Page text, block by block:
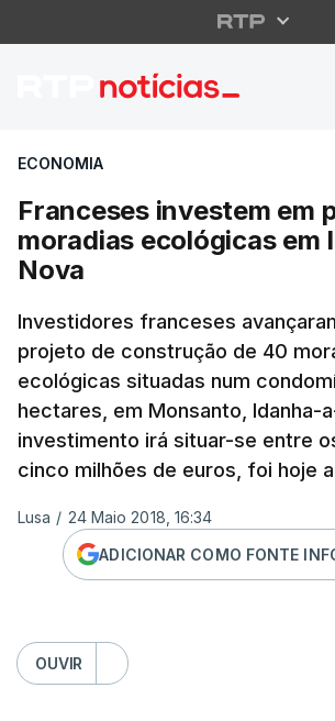
Franceses
ECONOMIA
Franceses investem em
moradias ecológicas em
Nova
Investidores franceses
projeto de construção de 40
ecológicas situadas num
hectares, em Monsanto, Idanha-
investimento irá situar-se entre
cinco milhões de euros, foi hoje
Lusa / 24 Maio 2018, 16:34
ADICIONAR COMO FONTE
OUVIR